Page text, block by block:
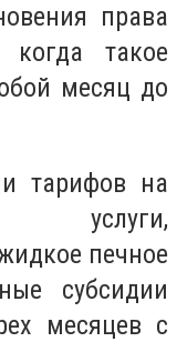
права
такое
месяц до
тарифов на
услуги,
печное
субсидии
месяцев с